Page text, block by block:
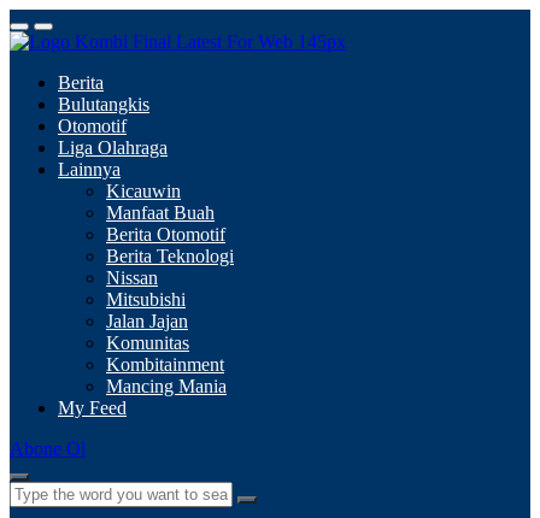
Berita
Bulutangkis
Otomotif
Liga Olahraga
Lainnya
Kicauwin
Manfaat Buah
Berita Otomotif
Berita Teknologi
Nissan
Mitsubishi
Jalan Jajan
Komunitas
Kombitainment
Mancing Mania
My Feed
Abone Ol